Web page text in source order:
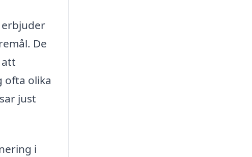
De
ofta olika
just
i